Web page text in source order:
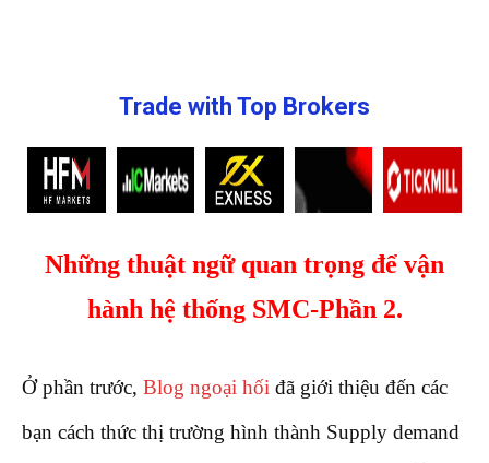
Trade with Top Brokers
Những thuật ngữ quan trọng để vận
hành hệ thống SMC-Phần 2.
Ở phần trước, Blog ngoại hối đã giới thiệu đến các
bạn cách thức thị trường hình thành Supply demand